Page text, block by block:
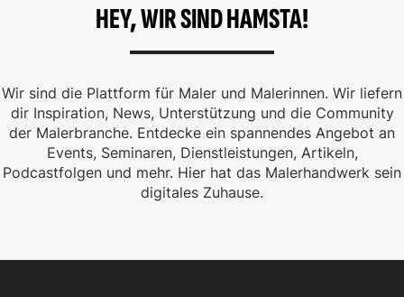
HEY, WIR SIND HAMSTA!
Wir sind die Plattform für Maler und Malerinnen. Wir liefern
dir Inspiration, News, Unterstützung und die Community
der Malerbranche. Entdecke ein spannendes Angebot an
Events, Seminaren, Dienstleistungen, Artikeln,
Podcastfolgen und mehr. Hier hat das Malerhandwerk sein
digitales Zuhause.